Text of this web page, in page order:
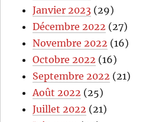
Janvier 2023 (29)
Décembre 2022 (27)
Novembre 2022 (16)
Octobre 2022 (16)
Septembre 2022 (21)
Août 2022 (25)
Juillet 2022 (21)